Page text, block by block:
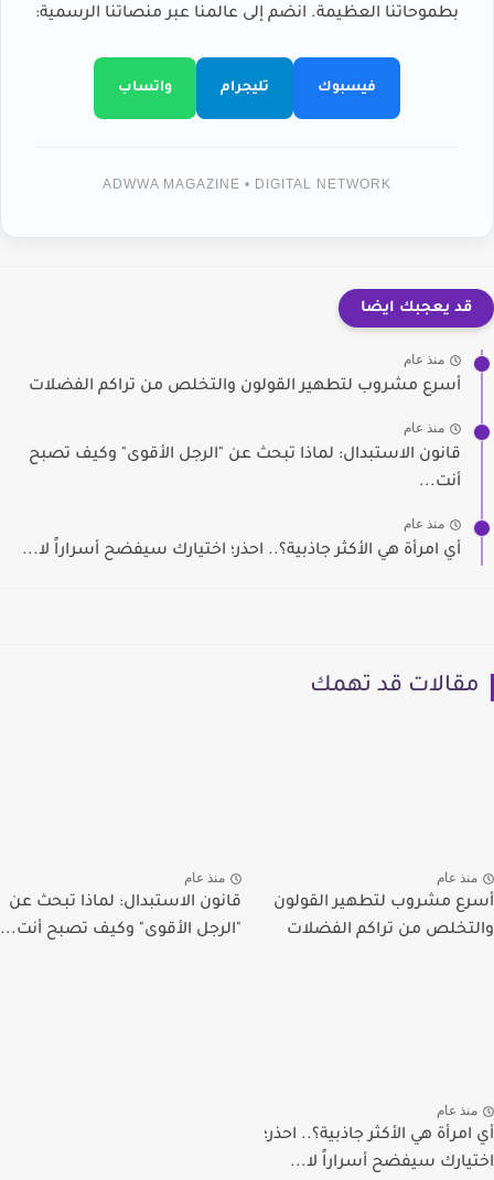
بطموحاتنا العظيمة. انضم إلى عالمنا عبر منصاتنا الرسمية:
فيسبوك تليجرام واتساب
ADWWA MAGAZINE • DIGITAL NETWORK
قد يعجبك ايضا
منذ عام
أسرع مشروب لتطهير القولون والتخلص من تراكم الفضلات
منذ عام
قانون الاستبدال: لماذا تبحث عن "الرجل الأقوى" وكيف تصبح
أنت...
منذ عام
أي امرأة هي الأكثر جاذبية؟.. احذر؛ اختيارك سيفضح أسراراً لا...
مقالات قد تهمك
منذ عام
أسرع مشروب لتطهير القولون
والتخلص من تراكم الفضلات
منذ عام
قانون الاستبدال: لماذا تبحث عن
"الرجل الأقوى" وكيف تصبح أنت...
منذ عام
أي امرأة هي الأكثر جاذبية؟.. احذر؛
اختيارك سيفضح أسراراً لا...